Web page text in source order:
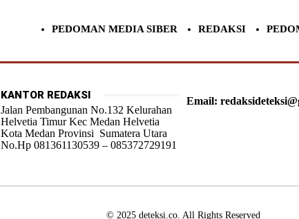
PEDOMAN MEDIA SIBER REDAKSI
KANTOR REDAKSI
Jalan Pembangunan No.132 Kelurahan
Helvetia Timur Kec Medan Helvetia
Kota Medan Provinsi Sumatera Utara
No.Hp 081361130539 – 085372729191
Email:
© 2025 deteksi.co. All Rights Reserved